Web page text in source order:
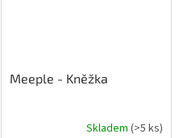
Meeple - Kněžka
Skladem (>5 ks)